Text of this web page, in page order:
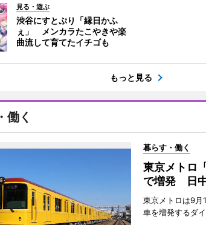
見る・遊ぶ
渋谷にすとぷり「縁日かふ
ぇ」 メンカラたこやきや楽
曲流して育てたイチゴも
もっと見る
働く
暮らす・働く
東京メトロ
で増発 日
東京メトロは9月
車を増発するダイ